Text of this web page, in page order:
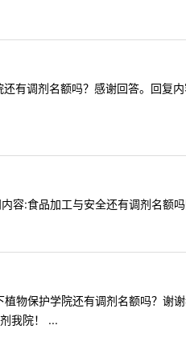
调剂名额吗？感谢回答。回复
:食品加工与安全还有调剂名额
保护学院还有调剂名额吗？谢
我院！ ...